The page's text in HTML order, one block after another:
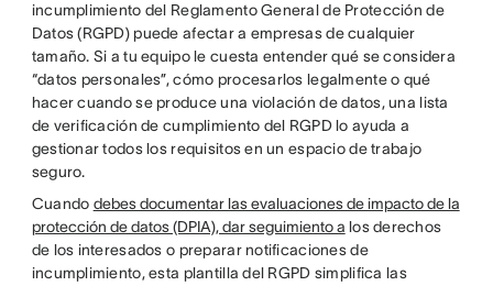
incumplimiento del Reglamento General de Protección de
Datos (RGPD) puede afectar a empresas de cualquier
tamaño. Si a tu equipo le cuesta entender qué se considera
“datos personales”, cómo procesarlos legalmente o qué
hacer cuando se produce una violación de datos, una lista
de verificación de cumplimiento del RGPD lo ayuda a
gestionar todos los requisitos en un espacio de trabajo
seguro.
Cuando debes documentar las evaluaciones de impacto de la
protección de datos (DPIA), dar seguimiento a los derechos
de los interesados o preparar notificaciones de
incumplimiento, esta plantilla del RGPD simplifica las